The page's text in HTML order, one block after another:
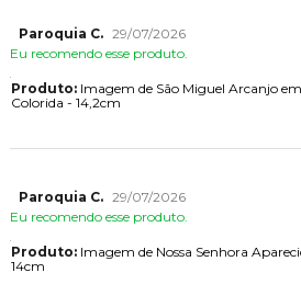
Paroquia C. 29/07/2026
Eu recomendo esse produto.
Produto:Imagem de São Miguel Arcanjo
Colorida - 14,2cm
Paroquia C. 29/07/2026
Eu recomendo esse produto.
Produto:Imagem de Nossa Senhora
14cm